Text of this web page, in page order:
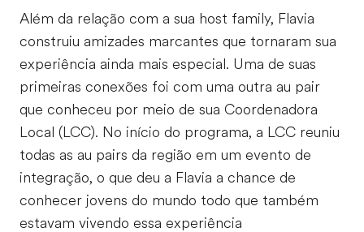
Além da relação com a sua host family, Flavia
construiu amizades marcantes que tornaram sua
experiência ainda mais especial. Uma de suas
primeiras conexões foi com uma outra au pair
que conheceu por meio de sua Coordenadora
Local (LCC). No início do programa, a LCC reuniu
todas as au pairs da região em um evento de
integração, o que deu a Flavia a chance de
conhecer jovens do mundo todo que também
estavam vivendo essa experiência